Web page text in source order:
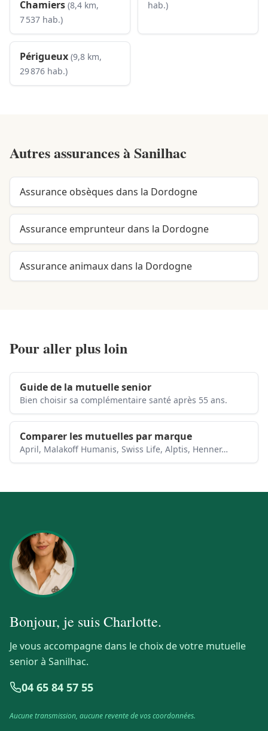
Chamiers (8,4 km,
7 537 hab.)
hab.)
Périgueux (9,8 km,
29 876 hab.)
Autres assurances àSanilhac
Assurance obsèques dans la Dordogne
Assurance emprunteur dans la Dordogne
Assurance animaux dans la Dordogne
Pour aller plus loin
Guide de la mutuelle senior
Bien choisir sa complémentaire santé après 55 ans.
Comparer les mutuelles par marque
April, Malakoff Humanis, Swiss Life, Alptis, Henner…
Bonjour, je suisCharlotte.
Je vous accompagne dans le choix de votre mutuelle
senior à Sanilhac.
04 65 84 57 55
Aucune transmission, aucune revente de vos coordonnées.